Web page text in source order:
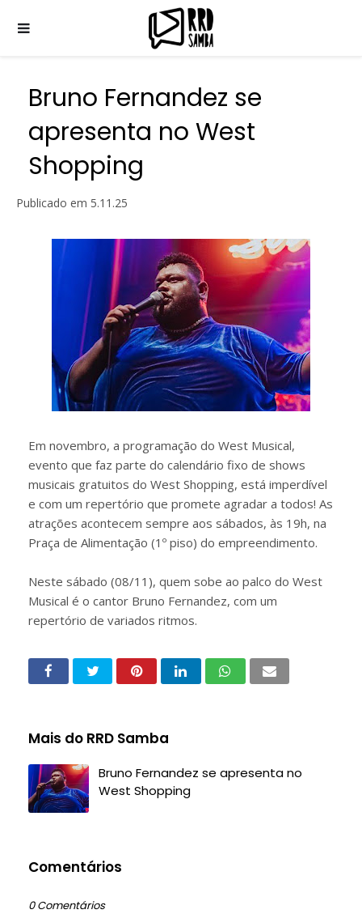
Bruno Fernandez se
apresenta no West
Shopping
Publicado em 5.11.25
Em novembro, a programação do West Musical,
evento que faz parte do calendário fixo de shows
musicais gratuitos do West Shopping, está imperdível
e com um repertório que promete agradar a todos! As
atrações acontecem sempre aos sábados, às 19h, na
Praça de Alimentação (1º piso) do empreendimento.
Neste sábado (08/11), quem sobe ao palco do West
Musical é o cantor Bruno Fernandez, com um
repertório de variados ritmos.
Mais do RRD Samba
Bruno Fernandez se apresenta no
West Shopping
Comentários
0 Comentários